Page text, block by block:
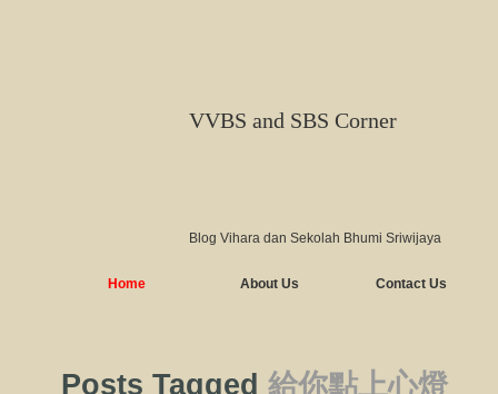
VVBS and SBS Corner
Blog Vihara dan Sekolah Bhumi Sriwijaya
Home About Us Contact Us
Posts Tagged 給你點上心燈